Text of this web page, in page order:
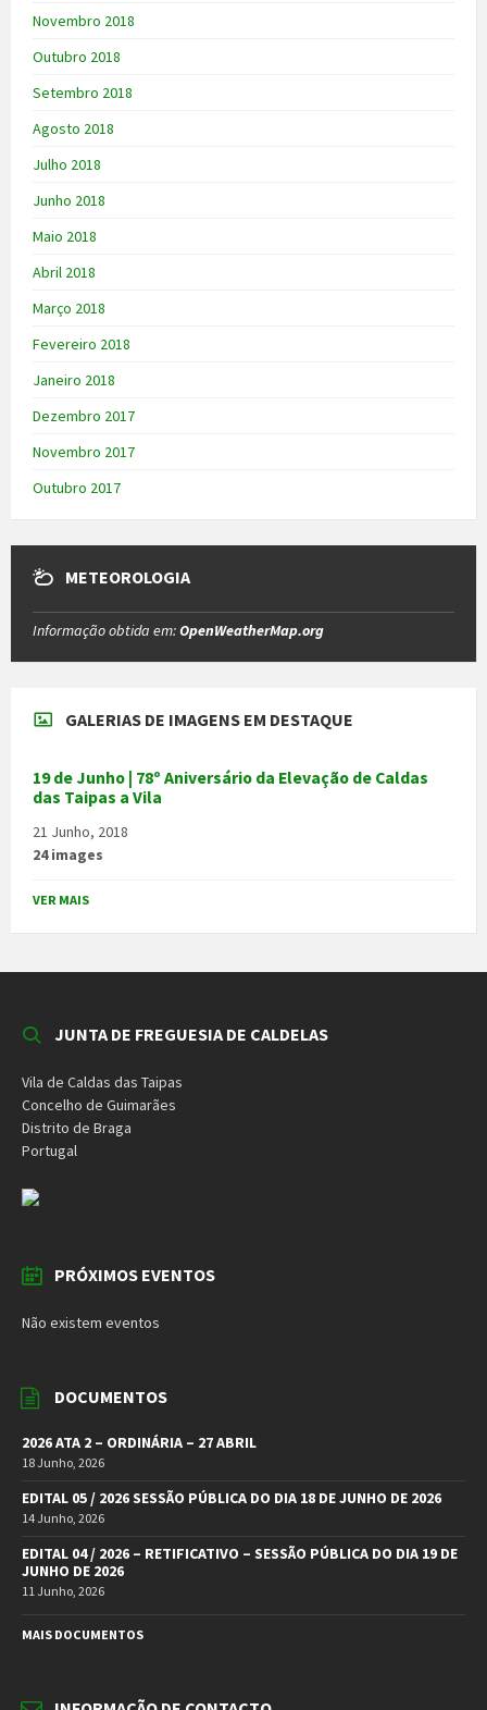
Novembro 2018
Outubro 2018
Setembro 2018
Agosto 2018
Julho 2018
Junho 2018
Maio 2018
Abril 2018
Março 2018
Fevereiro 2018
Janeiro 2018
Dezembro 2017
Novembro 2017
Outubro 2017
METEOROLOGIA
Informação obtida em:OpenWeatherMap.org
GALERIAS DE IMAGENS EM DESTAQUE
19 de Junho | 78º Aniversário da Elevação de Caldas
das Taipas a Vila
21 Junho, 2018
24 images
VER MAIS
JUNTA DE FREGUESIA DE CALDELAS
Vila de Caldas das Taipas
Concelho de Guimarães
Distrito de Braga
Portugal
PRÓXIMOS EVENTOS
Não existem eventos
DOCUMENTOS
2026 ATA 2 – ORDINÁRIA – 27 ABRIL
18 Junho, 2026
EDITAL 05 / 2026 SESSÃO PÚBLICA DO DIA 18 DE JUNHO DE 2026
14 Junho, 2026
EDITAL 04 / 2026 – RETIFICATIVO – SESSÃO PÚBLICA DO DIA 19 DE
JUNHO DE 2026
11 Junho, 2026
MAIS DOCUMENTOS